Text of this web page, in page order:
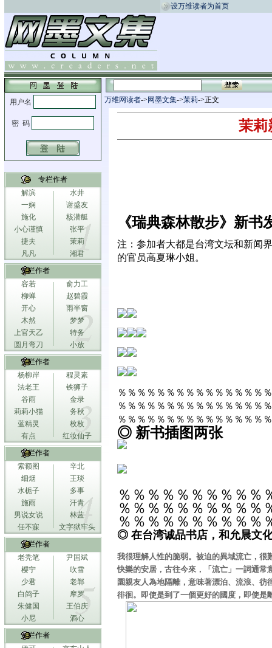
设万维读者为首页
专栏作者
解滨
水井
一娴
谢盛友
施化
核潜艇
小心谨慎
张平
捷夫
茉莉
凡凡
湘君
专栏作者
容若
俞力工
柳蝉
赵碧霞
开心
雨半窗
木然
梦梦
上官天乙
特务
圆月弯刀
小放
专栏作者
杨柳岸
程灵素
法老王
铁狮子
谷雨
金录
莉莉小猫
务秋
蓝精灵
枚枚
有点
红妆仙子
专栏作者
索额图
辛北
细烟
王琰
水栀子
多事
施雨
汗青
男说女说
林蓝
任不寐
文字狱牢头
专栏作者
老秃笔
尹国斌
樱宁
吹雪
少君
老郸
白鸽子
摩罗
朱健国
王伯庆
小尼
酒心
专栏作者
万维网读者-> 网墨文集->茉莉->正文
茉莉
《瑞典森林散步》新书
注：参加者大都是台湾文坛和新闻
的官员高夏琳小姐。
％％％％％％％％％％％％％％％
％％％％％％％％％％％％％％％
％％％％％％％％％％％％％％％
◎ 新书插图两张
％％％％％％％％％％
％％％％％％％％％％
％％％％％％％％％％
◎ 在台湾诚品书店，和允晨文
我很理解人性的脆弱。被迫的異域流亡，很
快樂的安居，古往今來，「流亡」一詞通常
園親友人為地隔離，意味著漂泊、 流浪、彷
徘徊。即使是到了一個更好的國度，即使是